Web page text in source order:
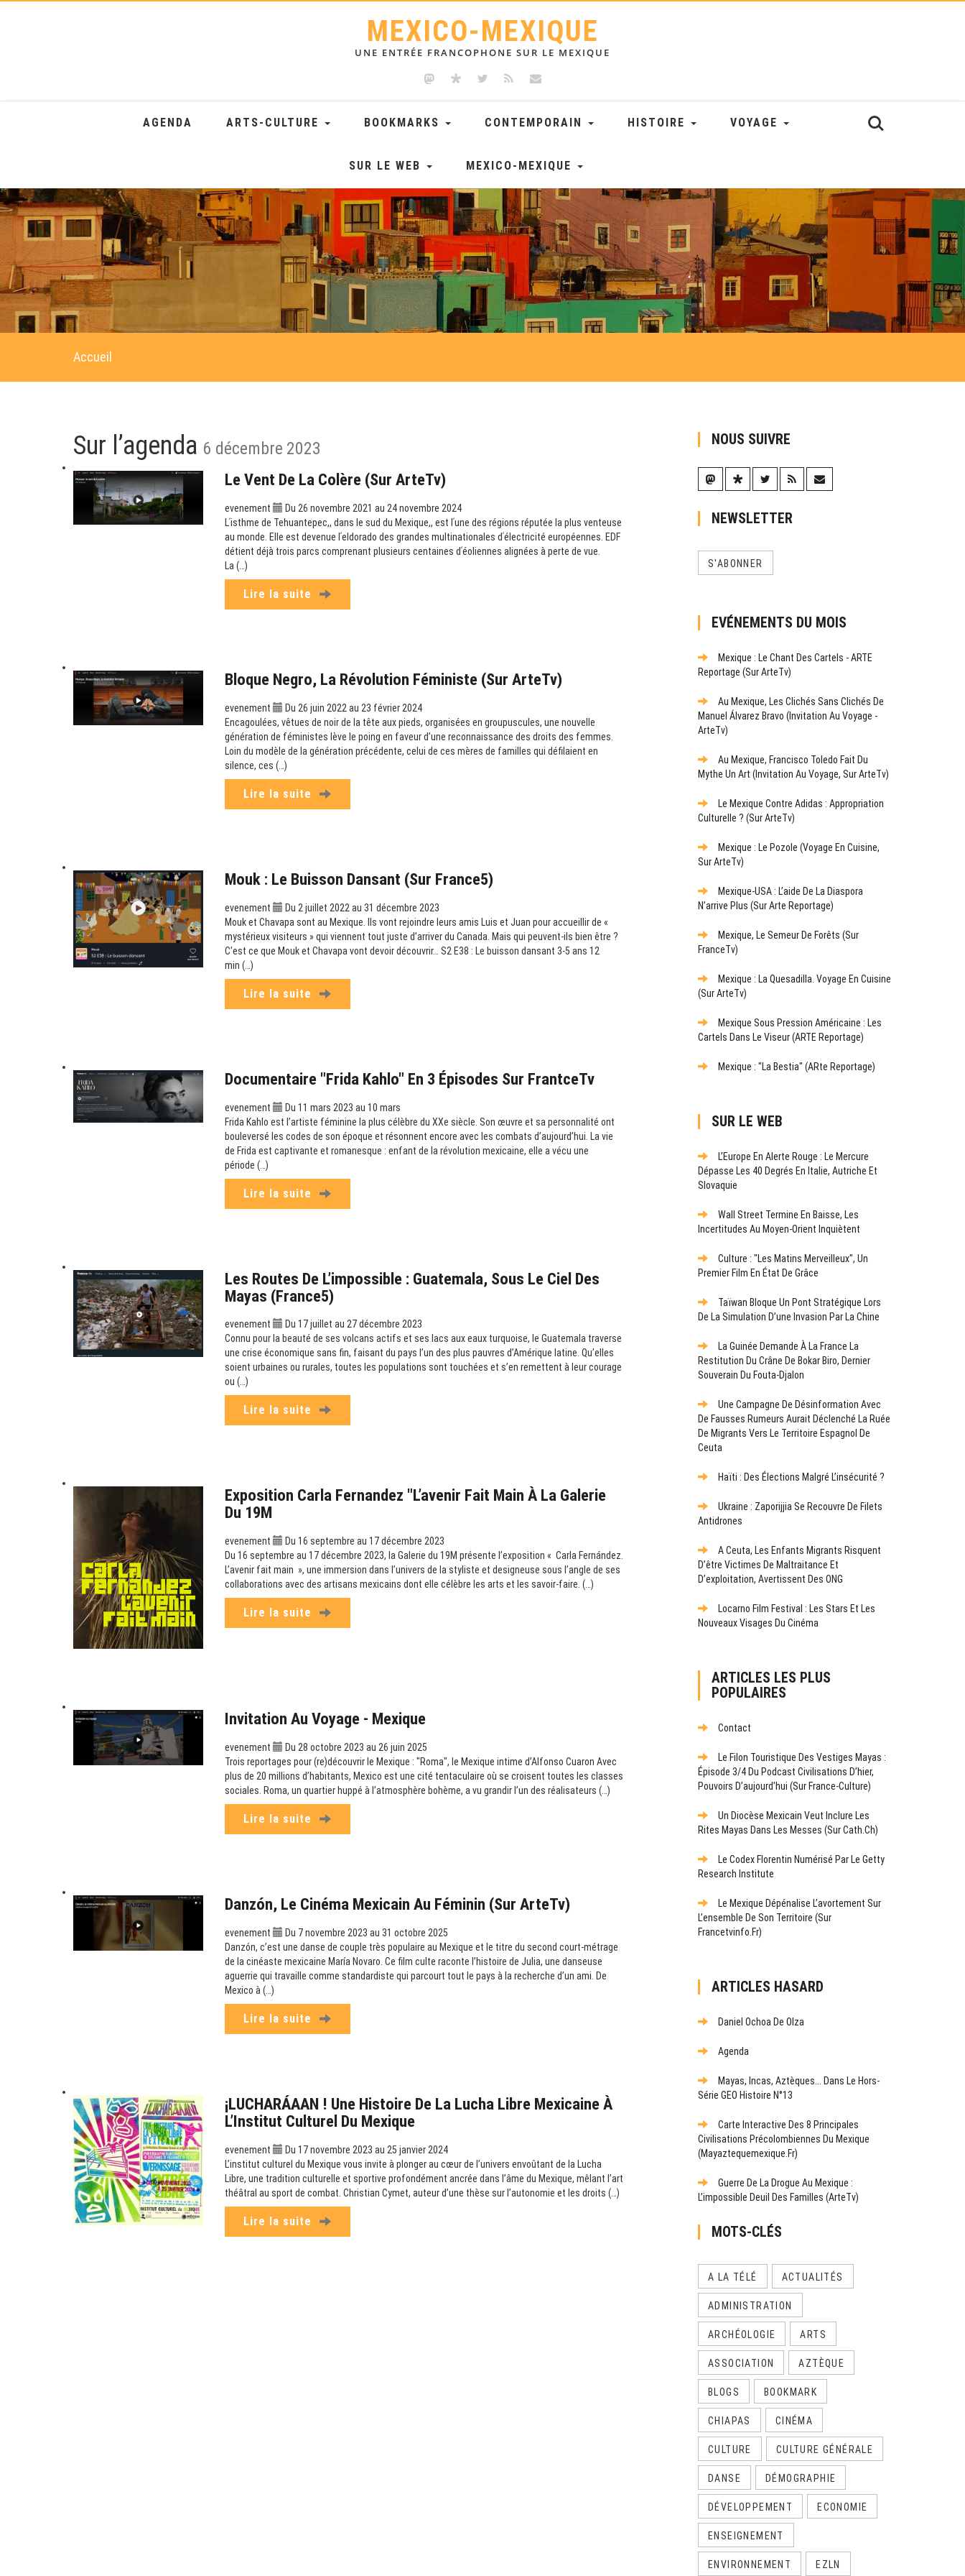
MEXICO-MEXIQUE
UNE ENTRÉE FRANCOPHONE SUR LE MEXIQUE
AGENDA ARTS-CULTURE BOOKMARKS CONTEMPORAIN HISTOIRE VOYAGE
SUR LE WEB MEXICO-MEXIQUE
Accueil
Sur l’agenda 6 décembre 2023
Le Vent De La Colère (sur ArteTv)
evenement
Du 26 novembre 2021 au 24 novembre 2024
Lʹisthme de Tehuantepec,, dans le sud du Mexique,, est lʹune des régions réputée la plus venteuse
au monde. Elle est devenue lʹeldorado des grandes multinationales dʹélectricité européennes. EDF
détient déjà trois parcs comprenant plusieurs centaines dʹéoliennes alignées à perte de vue.
La (…)
Lire la suite
Bloque Negro, La Révolution Féministe (sur ArteTv)
evenement
Du 26 juin 2022 au 23 février 2024
Encagoulées, vêtues de noir de la tête aux pieds, organisées en groupuscules, une nouvelle
génération de féministes lève le poing en faveur d’une reconnaissance des droits des femmes.
Loin du modèle de la génération précédente, celui de ces mères de familles qui défilaient en
silence, ces (…)
Lire la suite
Mouk : Le Buisson Dansant (sur France5)
evenement
Du 2 juillet 2022 au 31 décembre 2023
Mouk et Chavapa sont au Mexique. Ils vont rejoindre leurs amis Luis et Juan pour accueillir de «
mystérieux visiteurs » qui viennent tout juste d’arriver du Canada. Mais qui peuvent-ils bien être ?
C’est ce que Mouk et Chavapa vont devoir découvrir… S2 E38 : Le buisson dansant 3-5 ans 12
min (…)
Lire la suite
Documentaire "Frida Kahlo" En 3 Épisodes Sur FrantceTv
evenement
Du 11 mars 2023 au 10 mars
Frida Kahlo est l’artiste féminine la plus célèbre du XXe siècle. Son œuvre et sa personnalité ont
bouleversé les codes de son époque et résonnent encore avec les combats d’aujourd’hui. La vie
de Frida est captivante et romanesque : enfant de la révolution mexicaine, elle a vécu une
période (…)
Lire la suite
Les Routes De L’impossible : Guatemala, Sous Le Ciel Des
Mayas (France5)
evenement
Du 17 juillet au 27 décembre 2023
Connu pour la beauté de ses volcans actifs et ses lacs aux eaux turquoise, le Guatemala traverse
une crise économique sans fin, faisant du pays l’un des plus pauvres d’Amérique latine. Qu’elles
soient urbaines ou rurales, toutes les populations sont touchées et s’en remettent à leur courage
ou (…)
Lire la suite
Exposition Carla Fernandez "L’avenir Fait Main À La Galerie
Du 19M
evenement
Du 16 septembre au 17 décembre 2023
Du 16 septembre au 17 décembre 2023, la Galerie du 19M présente l’exposition « Carla Fernández.
L’avenir fait main », une immersion dans l’univers de la styliste et designeuse sous l’angle de ses
collaborations avec des artisans mexicains dont elle célèbre les arts et les savoir-faire. (…)
Lire la suite
Invitation Au Voyage - Mexique
evenement
Du 28 octobre 2023 au 26 juin 2025
Trois reportages pour (re)découvrir le Mexique : "Roma", le Mexique intime d’Alfonso Cuaron Avec
plus de 20 millions d’habitants, Mexico est une cité tentaculaire où se croisent toutes les classes
sociales. Roma, un quartier huppé à l’atmosphère bohème, a vu grandir l’un des réalisateurs (…)
Lire la suite
Danzón, Le Cinéma Mexicain Au Féminin (sur ArteTv)
evenement
Du 7 novembre 2023 au 31 octobre 2025
Danzón, c’est une danse de couple très populaire au Mexique et le titre du second court-métrage
de la cinéaste mexicaine María Novaro. Ce film culte raconte l’histoire de Julia, une danseuse
aguerrie qui travaille comme standardiste qui parcourt tout le pays à la recherche d’un ami. De
Mexico à (…)
Lire la suite
¡LUCHARÁAAN ! Une Histoire De La Lucha Libre Mexicaine À
L’Institut Culturel Du Mexique
evenement
Du 17 novembre 2023 au 25 janvier 2024
L’institut culturel du Mexique vous invite à plonger au cœur de l’univers envoûtant de la Lucha
Libre, une tradition culturelle et sportive profondément ancrée dans l’âme du Mexique, mêlant l’art
théâtral au sport de combat. Christian Cymet, auteur d’une thèse sur l’autonomie et les droits (…)
Lire la suite
NOUS SUIVRE
NEWSLETTER
S'ABONNER
EVÉNEMENTS DU MOIS
Mexique : Le Chant Des Cartels - ARTE
Reportage (sur ArteTv)
Au Mexique, Les Clichés Sans Clichés De
Manuel Álvarez Bravo (Invitation Au Voyage -
ArteTv)
Au Mexique, Francisco Toledo Fait Du
Mythe Un Art (Invitation Au Voyage, Sur ArteTv)
Le Mexique Contre Adidas : Appropriation
Culturelle ? (sur ArteTv)
Mexique : Le Pozole (Voyage En Cuisine,
Sur ArteTv)
Mexique-USA : L’aide De La Diaspora
N’arrive Plus (sur Arte Reportage)
Mexique, Le Semeur De Forêts (sur
FranceTv)
Mexique : La Quesadilla. Voyage En Cuisine
(sur ArteTv)
Mexique Sous Pression Américaine : Les
Cartels Dans Le Viseur (ARTE Reportage)
Mexique : "La Bestia" (ARte Reportage)
SUR LE WEB
L’Europe En Alerte Rouge : Le Mercure
Dépasse Les 40 Degrés En Italie, Autriche Et
Slovaquie
Wall Street Termine En Baisse, Les
Incertitudes Au Moyen-Orient Inquiètent
Culture : "Les Matins Merveilleux", Un
Premier Film En État De Grâce
Taïwan Bloque Un Pont Stratégique Lors
De La Simulation D’une Invasion Par La Chine
La Guinée Demande À La France La
Restitution Du Crâne De Bokar Biro, Dernier
Souverain Du Fouta-Djalon
Une Campagne De Désinformation Avec
De Fausses Rumeurs Aurait Déclenché La Ruée
De Migrants Vers Le Territoire Espagnol De
Ceuta
Haïti : Des Élections Malgré L’insécurité ?
Ukraine : Zaporijjia Se Recouvre De Filets
Antidrones
A Ceuta, Les Enfants Migrants Risquent
D’être Victimes De Maltraitance Et
D’exploitation, Avertissent Des ONG
Locarno Film Festival : Les Stars Et Les
Nouveaux Visages Du Cinéma
ARTICLES LES PLUS
POPULAIRES
Contact
Le Filon Touristique Des Vestiges Mayas :
Épisode 3/4 Du Podcast Civilisations D’hier,
Pouvoirs D’aujourd’hui (sur France-Culture)
Un Diocèse Mexicain Veut Inclure Les
Rites Mayas Dans Les Messes (sur Cath.ch)
Le Codex Florentin Numérisé Par Le Getty
Research Institute
Le Mexique Dépénalise L’avortement Sur
L’ensemble De Son Territoire (sur
Francetvinfo.fr)
ARTICLES HASARD
Daniel Ochoa De Olza
Agenda
Mayas, Incas, Aztèques... Dans Le Hors-
Série GEO Histoire N°13
Carte Interactive Des 8 Principales
Civilisations Précolombiennes Du Mexique
(mayaztequemexique.fr)
Guerre De La Drogue Au Mexique :
L’impossible Deuil Des Familles (ArteTv)
MOTS-CLÉS
A LA TÉLÉ ACTUALITÉS
ADMINISTRATION
ARCHÉOLOGIE ARTS
ASSOCIATION AZTÈQUE
BLOGS BOOKMARK
CHIAPAS CINÉMA
CULTURE CULTURE GÉNÉRALE
DANSE DÉMOGRAPHIE
DÉVELOPPEMENT ECONOMIE
ENSEIGNEMENT
ENVIRONNEMENT EZLN